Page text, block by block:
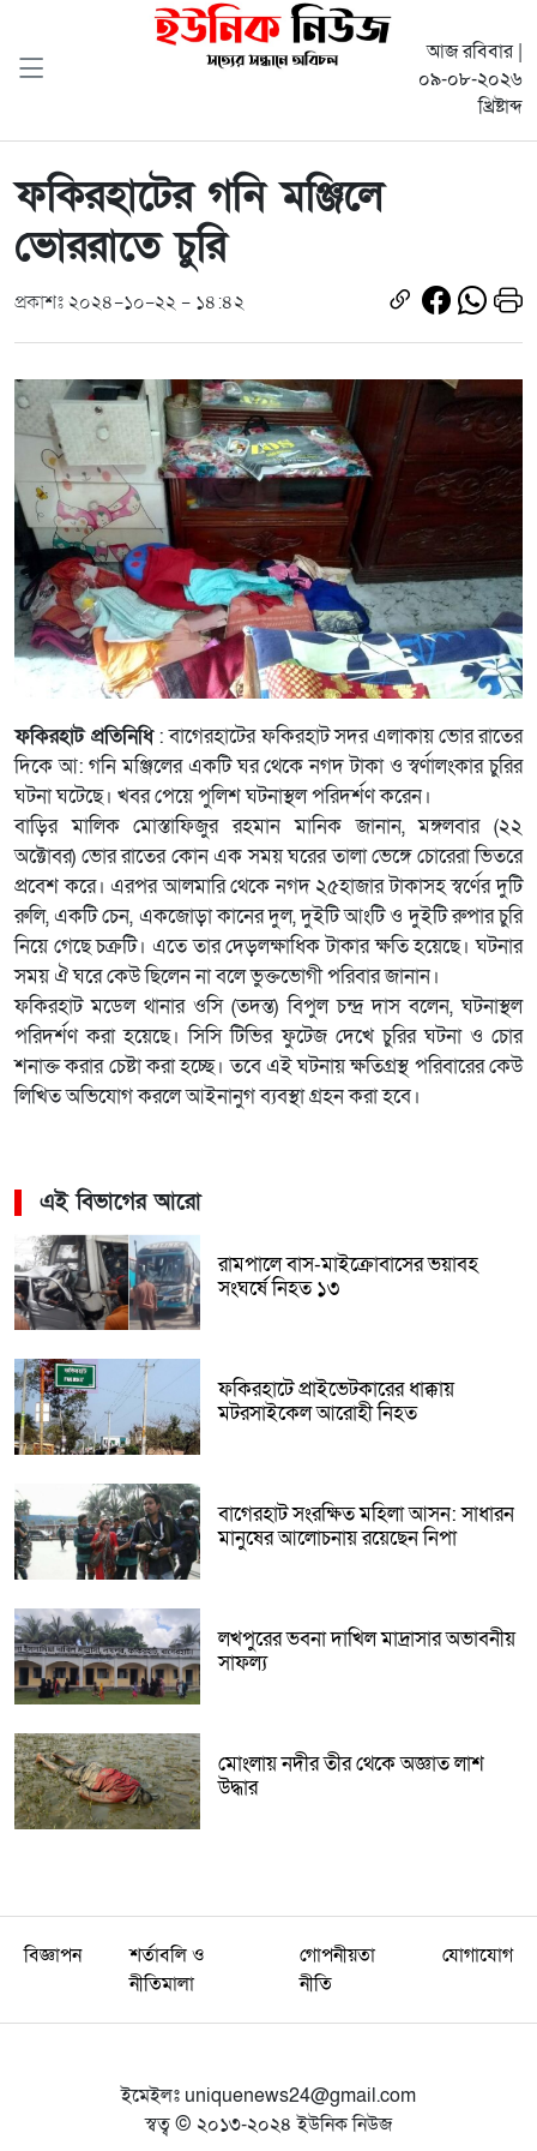
আজ রবিবার |
০৯-০৮-২০২৬
খ্রিষ্টাব্দ
ফকিরহাটের গনি মঞ্জিলে
ভোররাতে চুরি
প্রকাশঃ ২০২৪-১০-২২ - ১৪:৪২
ফকিরহাট প্রতিনিধি: বাগেরহাটের ফকিরহাট সদর এলাকায় ভোর রাতের
দিকে আ: গনি মঞ্জিলের একটি ঘর থেকে নগদ টাকা ও স্বর্ণালংকার চুরির
ঘটনা ঘটেছে। খবর পেয়ে পুলিশ ঘটনাস্থল পরিদর্শণ করেন।
বাড়ির মালিক মোস্তাফিজুর রহমান মানিক জানান, মঙ্গলবার (২২
অক্টোবর) ভোর রাতের কোন এক সময় ঘরের তালা ভেঙ্গে চোরেরা ভিতরে
প্রবেশ করে। এরপর আলমারি থেকে নগদ ২৫হাজার টাকাসহ স্বর্ণের দুটি
রুলি, একটি চেন, একজোড়া কানের দুল, দুইটি আংটি ও দুইটি রুপার চুরি
নিয়ে গেছে চক্রটি। এতে তার দেড়লক্ষাধিক টাকার ক্ষতি হয়েছে। ঘটনার
সময় ঐ ঘরে কেউ ছিলেন না বলে ভুক্তভোগী পরিবার জানান।
ফকিরহাট মডেল থানার ওসি (তদন্ত) বিপুল চন্দ্র দাস বলেন, ঘটনাস্থল
পরিদর্শণ করা হয়েছে। সিসি টিভির ফুটেজ দেখে চুরির ঘটনা ও চোর
শনাক্ত করার চেষ্টা করা হচ্ছে। তবে এই ঘটনায় ক্ষতিগ্রস্থ পরিবারের কেউ
লিখিত অভিযোগ করলে আইনানুগ ব্যবস্থা গ্রহন করা হবে।
এই বিভাগের আরো
রামপালে বাস-মাইক্রোবাসের ভয়াবহ
সংঘর্ষে নিহত ১৩
ফকিরহাটে প্রাইভেটকারের ধাক্কায়
মটরসাইকেল আরোহী নিহত
বাগেরহাট সংরক্ষিত মহিলা আসন: সাধারন
মানুষের আলোচনায় রয়েছেন নিপা
লখপুরের ভবনা দাখিল মাদ্রাসার অভাবনীয়
সাফল্য
মোংলায় নদীর তীর থেকে অজ্ঞাত লাশ
উদ্ধার
বিজ্ঞাপন
শর্তাবলি ও
নীতিমালা
গোপনীয়তা
নীতি
যোগাযোগ
ইমেইলঃ uniquenews24@gmail.com
স্বত্ব © ২০১৩-২০২৪ ইউনিক নিউজ